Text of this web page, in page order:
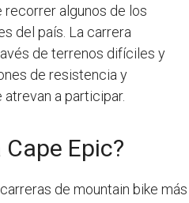
recorrer algunos de los
del país. La carrera
de terrenos difíciles y
de resistencia y
a participar.
Epic?
de mountain bike más